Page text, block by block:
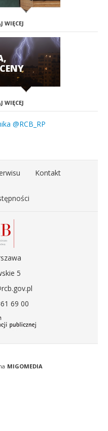
WIĘCEJ
WIĘCEJ
@RCB_RP
Kontakt
5
69 00
MIGOMEDIA